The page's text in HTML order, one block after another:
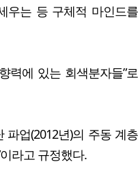
우는 등 구체적 마인드를
력에 있는 회색분자들”로
파업(2012년)의 주동 계층
라고 규정했다.